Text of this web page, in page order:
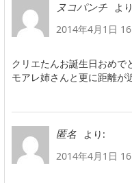
ヌコパンチ
よ
2014年4月1日
クリエたんお誕生日おめで
モアレ姉さんと更に距離が
匿名
より:
2014年4月1日